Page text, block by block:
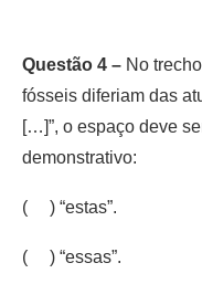
Questão 4 – No
fósseis diferiam das
[…]”, o espaço deve
demonstrativo:
( ) “estas”.
( ) “essas”.